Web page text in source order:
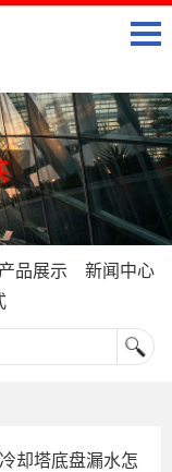
产品展示
新闻中心
却塔底盘漏水怎